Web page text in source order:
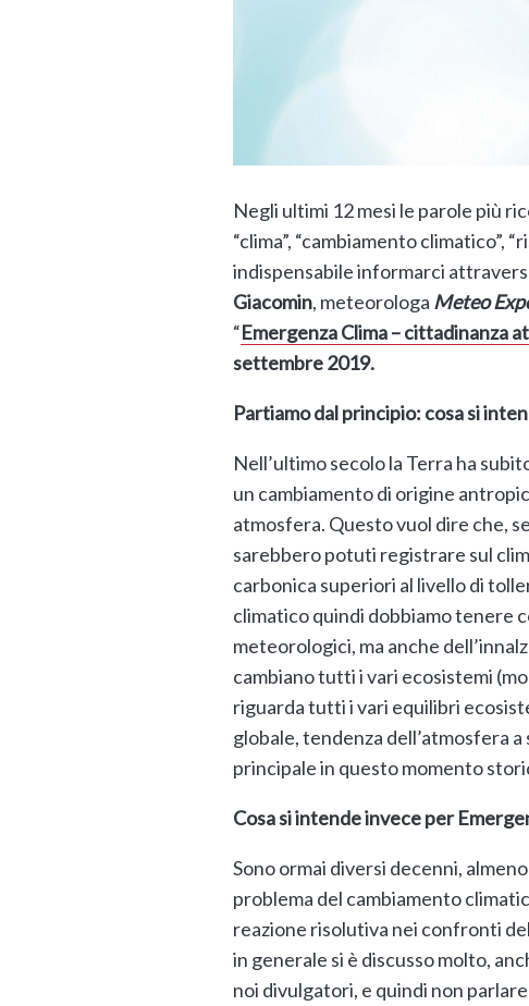
Negli ultimi 12 mesi le parole più
“clima”, “cambiamento climatico”,
indispensabile informarci
Giacomin, meteorologa Meteo
“Emergenza Clima – cittadinanza
settembre 2019.
Partiamo dal principio: cosa si
Nell’ultimo secolo la Terra ha
un cambiamento di origine
atmosfera. Questo vuol dire che,
sarebbero potuti registrare sul
carbonica superiori al livello di
climatico quindi dobbiamo tenere
meteorologici, ma anche
cambiano tutti i vari ecosistemi
riguarda tutti i vari equilibri
globale, tendenza dell’atmosfera
principale in questo momento
Cosa si intende invece per
Sono ormai diversi decenni,
problema del cambiamento
reazione risolutiva nei confronti
in generale si è discusso molto,
noi divulgatori, e quindi non